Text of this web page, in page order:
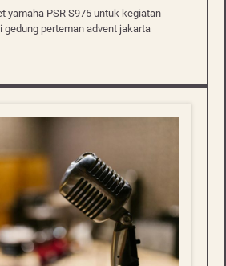
yamaha PSR S975 untuk kegiatan
gedung perteman advent jakarta